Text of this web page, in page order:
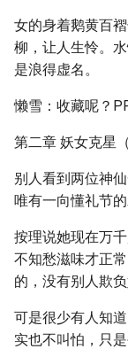
女的身着鹅黄百
柳，让人生怜。
是浪得虚名。
懒雪：收藏呢？
第二章 妖女克星（
别人看到两位神
唯有一向懂礼节
按理说她现在万
不知愁滋味才正
的，没有别人欺
可是很少有人知
实也不叫怕，只